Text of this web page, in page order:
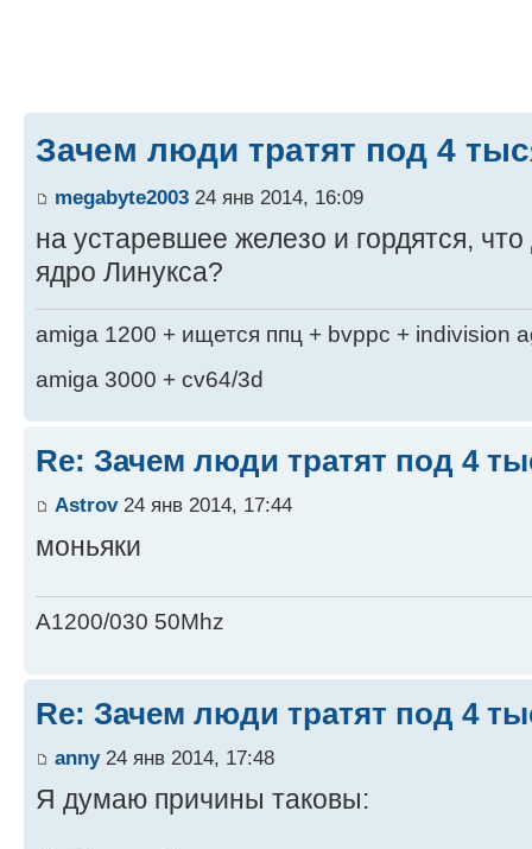
Зачем люди тратят под 4
megabyte2003 24 янв 2014, 16:09
на устаревшее железо и гордятся,
ядро Линукса?
amiga 1200 + ищется ппц + bvppc + indivision
amiga 3000 + cv64/3d
Re: Зачем люди тратят под 4
Astrov24 янв 2014, 17:44
моньяки
A1200/030 50Mhz
Re: Зачем люди тратят под 4
anny24 янв 2014, 17:48
Я думаю причины таковы: